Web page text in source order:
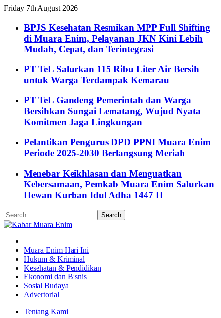
Friday 7th August 2026
BPJS Kesehatan Resmikan MPP Full Shifting
di Muara Enim, Pelayanan JKN Kini Lebih
Mudah, Cepat, dan Terintegrasi
PT TeL Salurkan 115 Ribu Liter Air Bersih
untuk Warga Terdampak Kemarau
PT TeL Gandeng Pemerintah dan Warga
Bersihkan Sungai Lematang, Wujud Nyata
Komitmen Jaga Lingkungan
Pelantikan Pengurus DPD PPNI Muara Enim
Periode 2025-2030 Berlangsung Meriah
Menebar Keikhlasan dan Menguatkan
Kebersamaan, Pemkab Muara Enim Salurkan
Hewan Kurban Idul Adha 1447 H
Muara Enim Hari Ini
Hukum & Kriminal
Kesehatan & Pendidikan
Ekonomi dan Bisnis
Sosial Budaya
Advertorial
Tentang Kami